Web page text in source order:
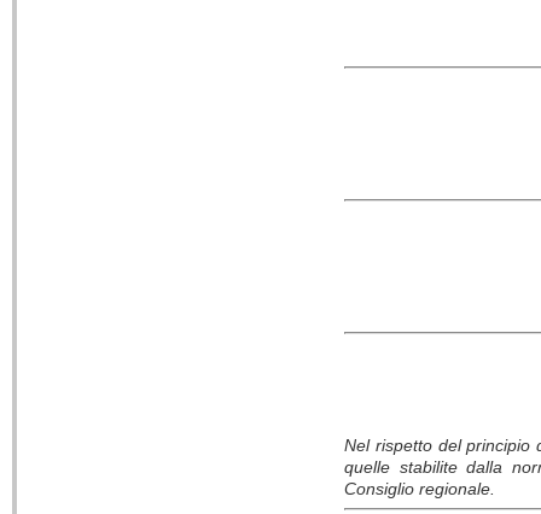
Nel rispetto del principio
quelle stabilite dalla
Consiglio regionale